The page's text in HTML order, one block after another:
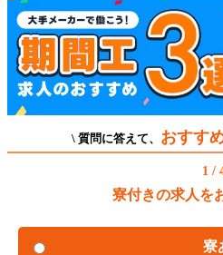
\ 質問に答えて、 おすす
1 /
寮付きの求人を
寮